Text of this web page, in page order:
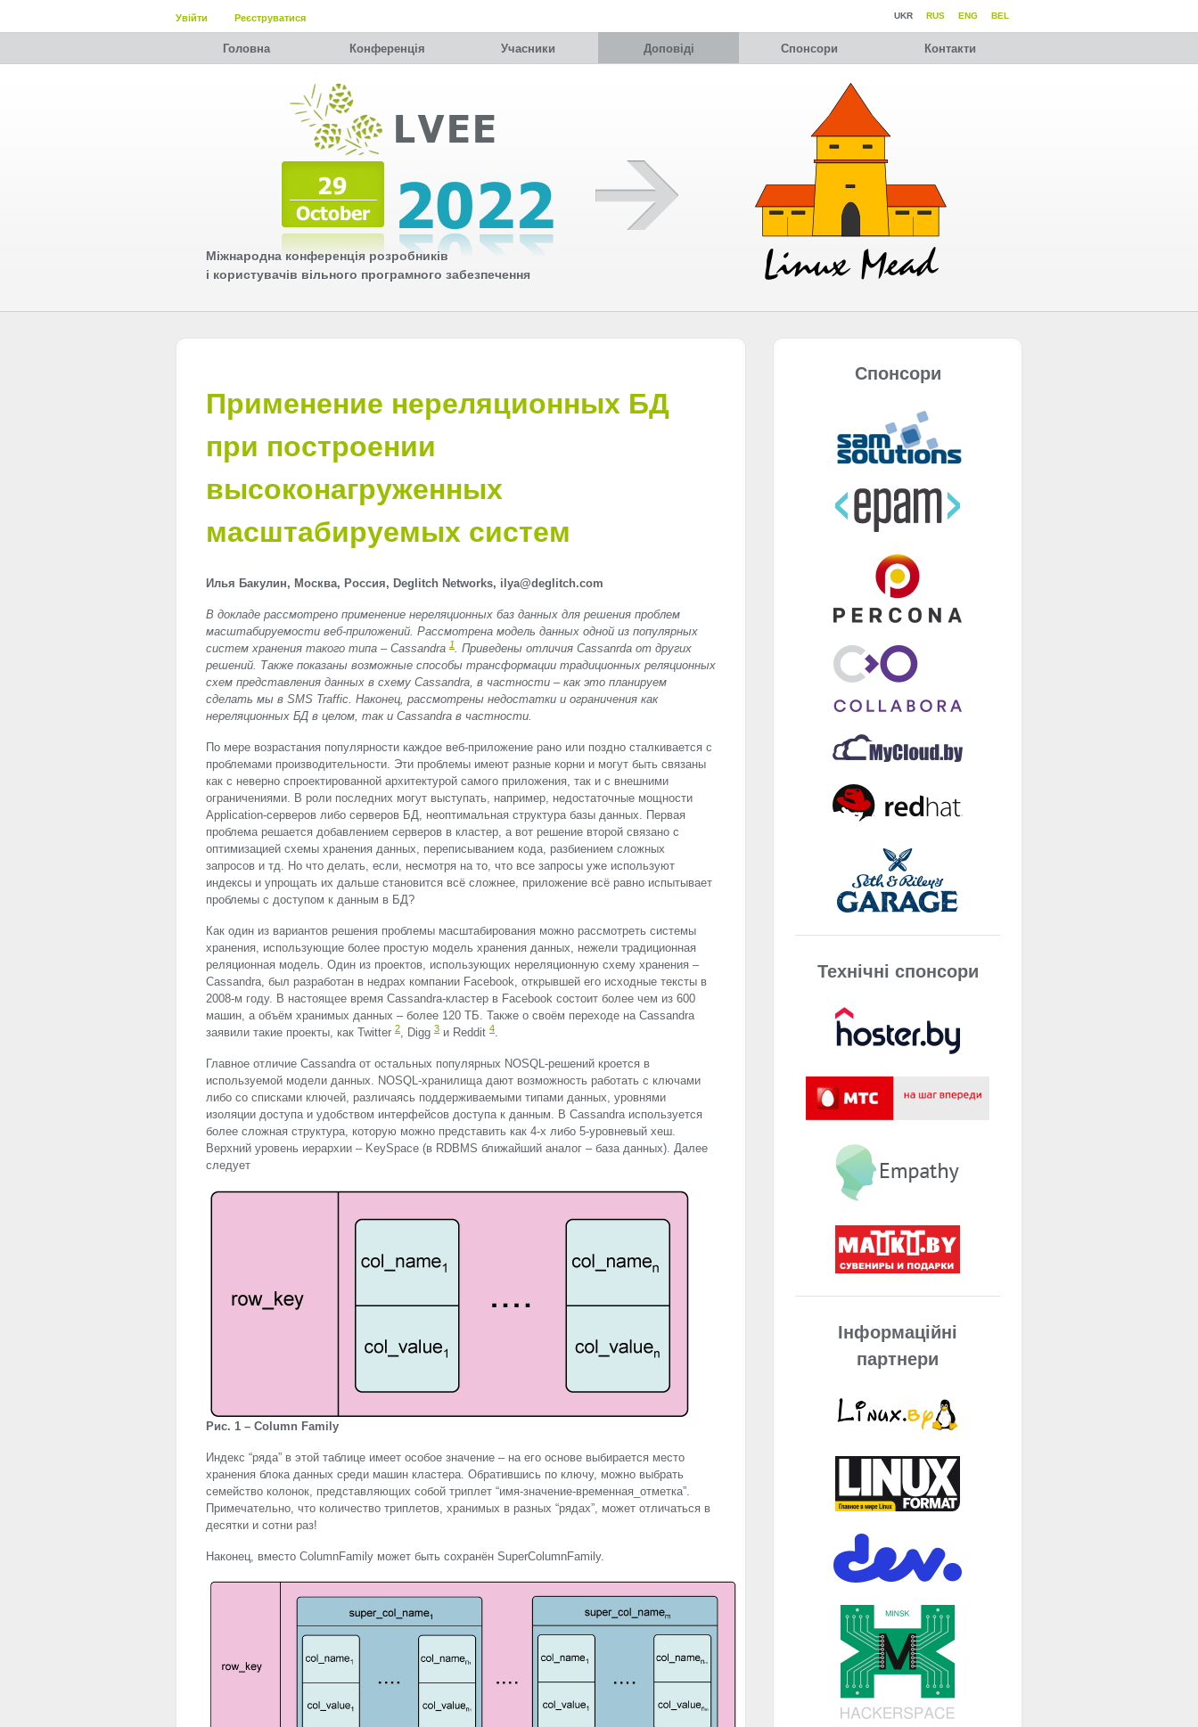
Увійти Реєструватися BEL
ENG
RUS
UKR
Головна Конференція Учасники Доповіді Спонсори Контакти
Міжнародна конференція розробників
і користувачів вільного програмного забезпечення
Применение нереляционных БД
при построении
высоконагруженных
масштабируемых систем
Илья Бакулин, Москва, Россия, Deglitch Networks, ilya@deglitch.com
В докладе рассмотрено применение нереляционных баз данных для решения проблем
масштабируемости веб-приложений. Рассмотрена модель данных одной из популярных
систем хранения такого типа – Cassandra 1. Приведены отличия Cassanrda от других
решений. Также показаны возможные способы трансформации традиционных реляционных
схем представления данных в схему Cassandra, в частности – как это планируем
сделать мы в SMS Traffic. Наконец, рассмотрены недостатки и ограничения как
нереляционных БД в целом, так и Cassandra в частности.
По мере возрастания популярности каждое веб-приложение рано или поздно сталкивается с
проблемами производительности. Эти проблемы имеют разные корни и могут быть связаны
как с неверно спроектированной архитектурой самого приложения, так и с внешними
ограничениями. В роли последних могут выступать, например, недостаточные мощности
Application-серверов либо серверов БД, неоптимальная структура базы данных. Первая
проблема решается добавлением серверов в кластер, а вот решение второй связано с
оптимизацией схемы хранения данных, переписыванием кода, разбиением сложных
запросов и тд. Но что делать, если, несмотря на то, что все запросы уже используют
индексы и упрощать их дальше становится всё сложнее, приложение всё равно испытывает
проблемы с доступом к данным в БД?
Как один из вариантов решения проблемы масштабирования можно рассмотреть системы
хранения, использующие более простую модель хранения данных, нежели традиционная
реляционная модель. Один из проектов, использующих нереляционную схему хранения –
Cassandra, был разработан в недрах компании Facebook, открывшей его исходные тексты в
2008-м году. В настоящее время Cassandra-кластер в Facebook состоит более чем из 600
машин, а объём хранимых данных – более 120 ТБ. Также о своём переходе на Cassandra
заявили такие проекты, как Twitter 2, Digg 3 и Reddit 4.
Главное отличие Cassandra от остальных популярных NOSQL-решений кроется в
используемой модели данных. NOSQL-хранилища дают возможность работать с ключами
либо со списками ключей, различаясь поддерживаемыми типами данных, уровнями
изоляции доступа и удобством интерфейсов доступа к данным. В Cassandra используется
более сложная структура, которую можно представить как 4-х либо 5-уровневый хеш.
Верхний уровень иерархии – KeySpace (в RDBMS ближайший аналог – база данных). Далее
следует
Рис. 1 – Column Family
Индекс “ряда” в этой таблице имеет особое значение – на его основе выбирается место
хранения блока данных среди машин кластера. Обратившись по ключу, можно выбрать
семейство колонок, представляющих собой триплет “имя-значение-временная_отметка”.
Примечательно, что количество триплетов, хранимых в разных “рядах”, может отличаться в
десятки и сотни раз!
Наконец, вместо ColumnFamily может быть сохранён SuperColumnFamily.
Спонсори
Технічнi спонсори
Інформаційні
партнери